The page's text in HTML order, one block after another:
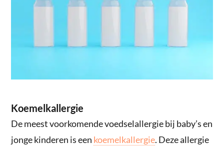
Koemelkallergie
De meest voorkomende voedselallergie bij baby’s en
jonge kinderen is een koemelkallergie. Deze allergie